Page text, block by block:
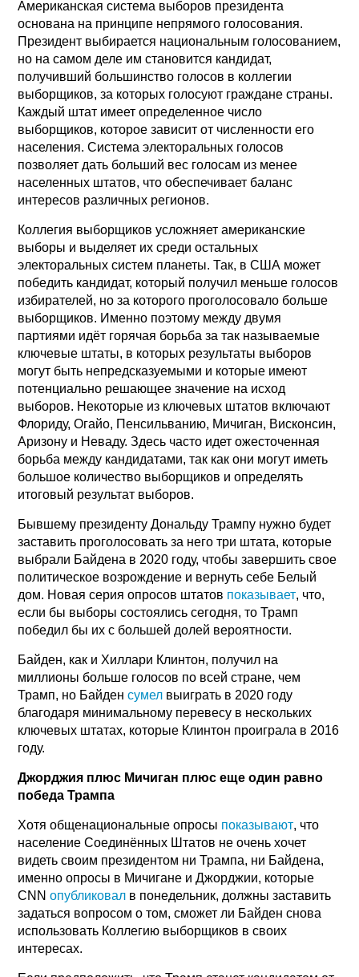
Американская система выборов президента
основана на принципе непрямого голосования.
Президент выбирается национальным голосованием,
но на самом деле им становится кандидат,
получивший большинство голосов в коллегии
выборщиков, за которых голосуют граждане страны.
Каждый штат имеет определенное число
выборщиков, которое зависит от численности его
населения. Система электоральных голосов
позволяет дать больший вес голосам из менее
населенных штатов, что обеспечивает баланс
интересов различных регионов.
Коллегия выборщиков усложняет американские
выборы и выделяет их среди остальных
электоральных систем планеты. Так, в США может
победить кандидат, который получил меньше голосов
избирателей, но за которого проголосовало больше
выборщиков. Именно поэтому между двумя
партиями идёт горячая борьба за так называемые
ключевые штаты, в которых результаты выборов
могут быть непредсказуемыми и которые имеют
потенциально решающее значение на исход
выборов. Некоторые из ключевых штатов включают
Флориду, Огайо, Пенсильванию, Мичиган, Висконсин,
Аризону и Неваду. Здесь часто идет ожесточенная
борьба между кандидатами, так как они могут иметь
большое количество выборщиков и определять
итоговый результат выборов.
Бывшему президенту Дональду Трампу нужно будет
заставить проголосовать за него три штата, которые
выбрали Байдена в 2020 году, чтобы завершить свое
политическое возрождение и вернуть себе Белый
дом. Новая серия опросов штатов показывает, что,
если бы выборы состоялись сегодня, то Трамп
победил бы их с большей долей вероятности.
Байден, как и Хиллари Клинтон, получил на
миллионы больше голосов по всей стране, чем
Трамп, но Байденсумел выиграть в 2020 году
благодаря минимальному перевесу в нескольких
ключевых штатах, которые Клинтон проиграла в 2016
году.
Джорджия плюс Мичиган плюс еще один равно
победа Трампа
Хотя общенациональные опросы показывают, что
население Соединённых Штатов не очень хочет
видеть своим президентом ни Трампа, ни Байдена,
именно опросы в Мичигане и Джорджии, которые
CNNопубликовал в понедельник, должны заставить
задаться вопросом о том, сможет ли Байден снова
использовать Коллегию выборщиков в своих
интересах.